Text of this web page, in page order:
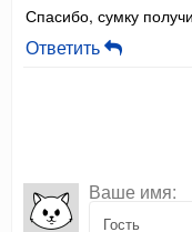
Спасибо, сумку
Ответить
Ваше имя: